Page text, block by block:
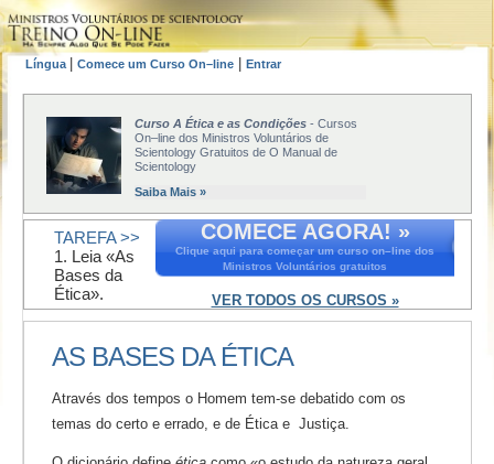
Língua Comece um Curso On–line Entrar
Curso A Ética e as Condições - Cursos
On–line dos Ministros Voluntários de
Scientology Gratuitos de O Manual de
Scientology
Saiba Mais »
COMECE AGORA! »
Clique aqui para começar um curso on–line dos
Ministros Voluntários gratuitos
VER TODOS OS CURSOS »
TAREFA >>
1. Leia «As
Bases da
Ética».
AS BASES DA ÉTICA
Através dos tempos o Homem tem-se debatido com os
temas do certo e errado, e de Ética e Justiça.